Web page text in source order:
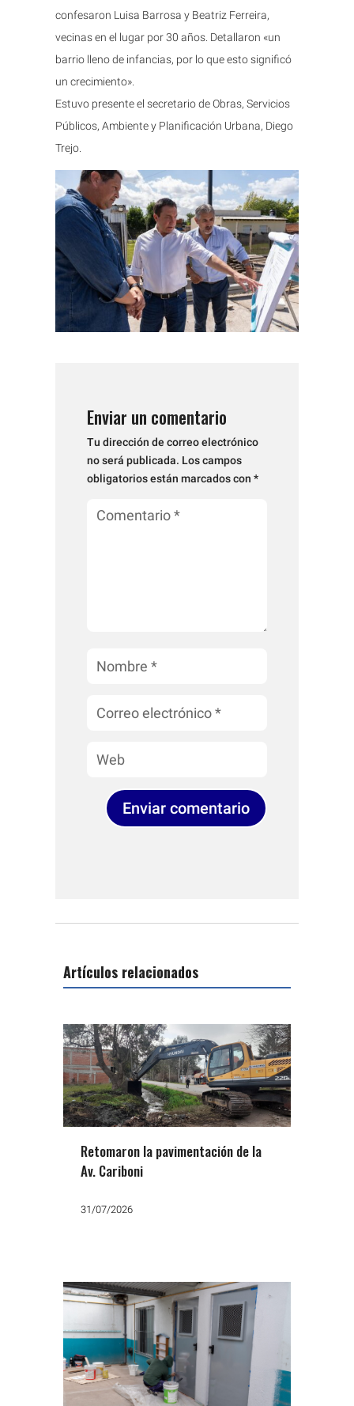
confesaron Luisa Barrosa y Beatriz Ferreira,
vecinas en el lugar por 30 años. Detallaron «un
barrio lleno de infancias, por lo que esto significó
un crecimiento».
Estuvo presente el secretario de Obras, Servicios
Públicos, Ambiente y Planificación Urbana, Diego
Trejo.
Enviar un comentario
Tu dirección de correo electrónico
no será publicada. Los campos
obligatorios están marcados con *
Enviar comentario
Artículos relacionados
Retomaron la pavimentación de la
Av. Cariboni
31/07/2026